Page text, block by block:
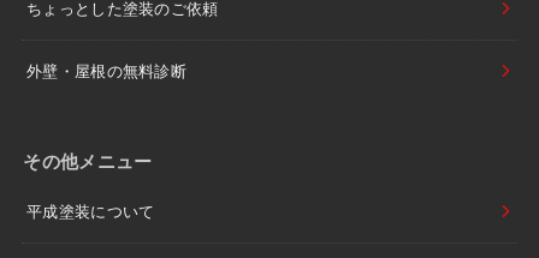
ちょっとした塗装のご依頼
外壁・屋根の無料診断
その他メニュー
平成塗装について